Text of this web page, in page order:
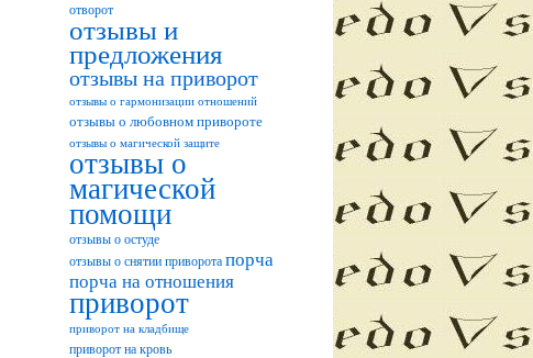
отворот
отзывы и
предложения
отзывы на приворот
отзывы о гармонизации отношений
отзывы о любовном привороте
отзывы о магической защите
отзывы о
магической
помощи
отзывы о остуде
отзывы о снятии приворота порча
порча на отношения
приворот
приворот на кладбище
приворот на кровь